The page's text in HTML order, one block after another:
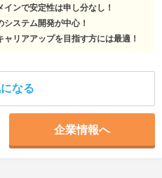
ンで安定性は申し分なし！
ステム開発が中心！
リアアップを目指す方には最適！
なる
企業情報へ